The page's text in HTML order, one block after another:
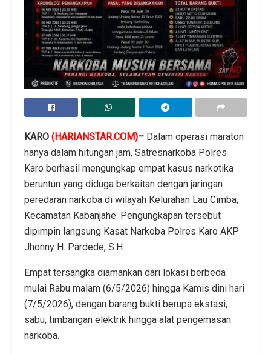
KARO (HARIANSTAR.COM)– Dalam operasi maraton
hanya dalam hitungan jam, Satresnarkoba Polres
Karo berhasil mengungkap empat kasus narkotika
beruntun yang diduga berkaitan dengan jaringan
peredaran narkoba di wilayah Kelurahan Lau Cimba,
Kecamatan Kabanjahe. Pengungkapan tersebut
dipimpin langsung Kasat Narkoba Polres Karo AKP
Jhonny H. Pardede, S.H.
Empat tersangka diamankan dari lokasi berbeda
mulai Rabu malam (6/5/2026) hingga Kamis dini hari
(7/5/2026), dengan barang bukti berupa ekstasi,
sabu, timbangan elektrik hingga alat pengemasan
narkoba.